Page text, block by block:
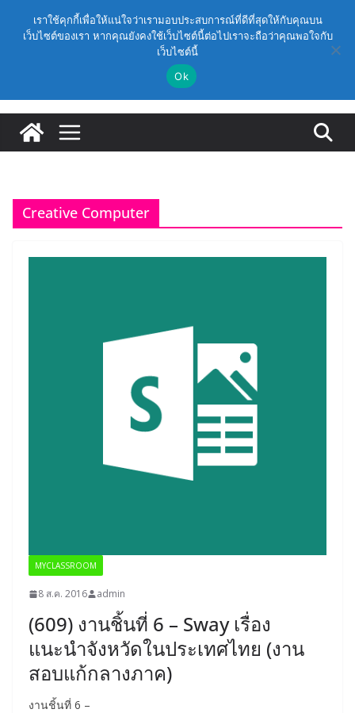
วันพฤหัสบดี, สิงหาคม 6, 2026
Latest: (สพฐ.) โครงการอบรมเชิงปฏิบัติการหลักสูตรการดำเนิน
การประกันคุณภาพภายในสถานศึกษา ด้วยปัญญาประดิษฐ์
(AI) ในรูปแบบออนไลน์
ก.ค.ศ. เห็นชอบ รายละเอียดการดำเนินการคัดเลือกบุคคล
สถานศึกษา และผู้อำนวยการสถานศึกษา สังกัดสำนักงาน
คณะกรรมการการศึกษาขั้นพื้นฐาน ปี 2569 ตามหลัก
เกณฑ์ ว 12/2568
สถานศึกษาและผู้อำนวยการสถานศึกษา สังกัดกระทรวง
ศึกษาธิการ
ก.ค.ศ. อนุมัติให้ข้าราชการครูและบุคลากรทางการศึกษามี
Creative Computer
MYCLASSROOM
8 ส.ค. 2016 admin
(609) งานชิ้นที่ 6 – Sway เรื่อง
แนะนำจังหวัดในประเทศไทย (งาน
สอบแก้กลางภาค)
งานชิ้นที่ 6 –
เราใช้คุกกี้เพื่อให้แน่ใจว่าเรามอบประสบการณ์ที่ดีที่สุดให้กับคุณบน
เว็บไซต์ของเรา หากคุณยังคงใช้เว็บไซต์นี้ต่อไปเราจะถือว่าคุณพอใจกับ
เว็บไซต์นี้
Ok